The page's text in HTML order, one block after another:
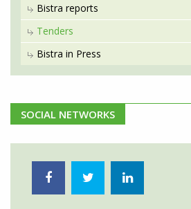
Bistra reports
Tenders
Bistra in Press
SOCIAL NETWORKS